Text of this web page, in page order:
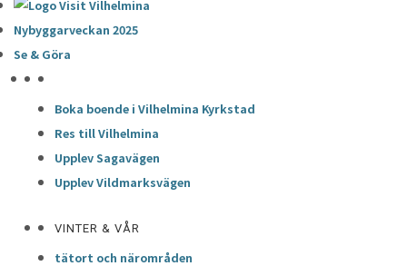
Nybyggarveckan 2025
Se & Göra
Boka boende i Vilhelmina Kyrkstad
Res till Vilhelmina
Upplev Sagavägen
Upplev Vildmarksvägen
VINTER & VÅR
tätort och närområden